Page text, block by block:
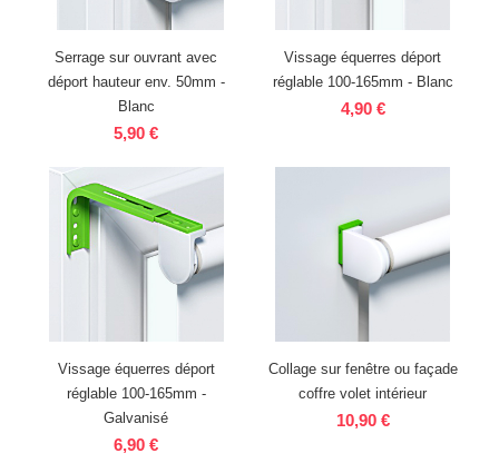
Serrage sur ouvrant avec
déport hauteur env. 50mm -
Blanc
5,90 €
Vissage équerres déport
réglable 100-165mm - Blanc
4,90 €
Vissage équerres déport
réglable 100-165mm -
Galvanisé
6,90 €
Collage sur fenêtre ou façade
coffre volet intérieur
10,90 €